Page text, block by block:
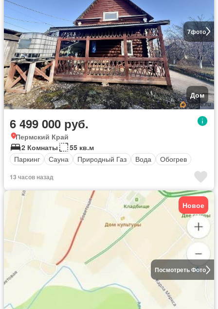
7фото
Дом
6 499 000 руб.
Пермский Край
2 Комнаты
55 кв.м
Паркинг
Сауна Природный Газ Вода Обогрев
13 часов назад
Посмотреть Фото
Новое